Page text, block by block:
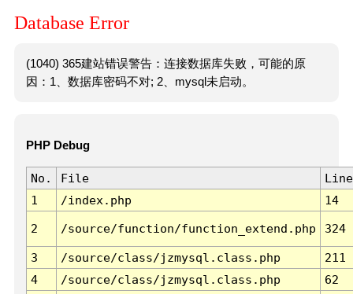
Database Error
(1040) 365建站错误警告：连接数据库失败，可能的原
因：1、数据库密码不对; 2、mysql未启动。
PHP Debug
No. File
Line
1
/index.php 14
2 /source/function/function_extend.php 324
3 /source/class/jzmysql.class.php
211
4
/source/class/jzmysql.class.php
62